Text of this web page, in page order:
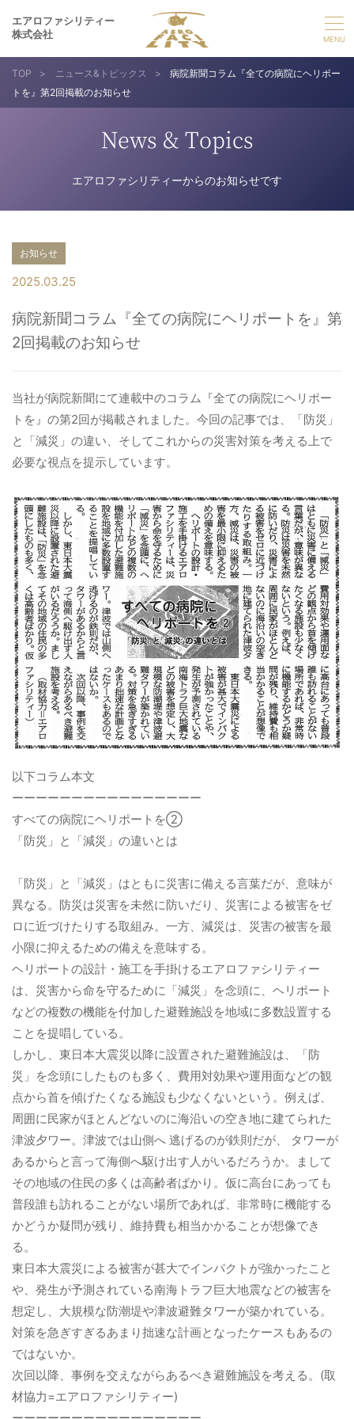
エアロファシリティー
株式会社
選ばれる理由
お問い合わせ
病院関係者の方
自治体関係者の方
English
TOP > ニュース&トピックス >
病院新聞コラム『全ての病院にヘリポー
トを』第2回掲載のお知らせ
News & Topics
エアロファシリティーからのお知らせです
お知らせ
2025.03.25
病院新聞コラム『全ての病院にヘリポートを』第
2回掲載のお知らせ
当社が病院新聞にて連載中のコラム『全ての病院にヘリポー
トを』の第2回が掲載されました。今回の記事では、「防災」
と「減災」の違い、そしてこれからの災害対策を考える上で
必要な視点を提示しています。
以下コラム本文
ーーーーーーーーーーーーーーーー
すべての病院にヘリポートを②
「防災」と「減災」の違いとは
「防災」と「減災」はともに災害に備える言葉だが、意味が
異なる。防災は災害を未然に防いだり、災害による被害をゼ
ロに近づけたりする取組み。一方、減災は、災害の被害を最
小限に抑えるための備えを意味する。
ヘリポートの設計・施工を手掛けるエアロファシリティー
は、災害から命を守るために「減災」を念頭に、ヘリポート
などの複数の機能を付加した避難施設を地域に多数設置する
ことを提唱している。
しかし、東日本大震災以降に設置された避難施設は、「防
災」を念頭にしたものも多く、費用対効果や運用面などの観
点から首を傾げたくなる施設も少なくないという。例えば、
周囲に民家がほとんどないのに海沿いの空き地に建てられた
津波夕ワー。津波では山側へ 逃げるのが鉄則だが、 タワーが
あるからと言って海側へ駆け出す人がいるだろうか。まして
その地域の住民の多くは高齢者ばかり。仮に高台にあっても
普段誰も訪れることがない場所であれば、非常時に機能する
かどうか疑問が残り、維持費も相当かかることが想像でき
る。
東日本大震災による被害が甚大でインパクトが強かったこと
や、発生が予測されている南海トラフ巨大地震などの被害を
想定し、大規模な防潮堤や津波避難タワーが築かれている。
対策を急ぎすぎるあまり拙速な計画となったケースもあるの
ではないか。
次回以降、事例を交えながらあるべき避難施設を考える。(取
材協力=エアロファシリティー)